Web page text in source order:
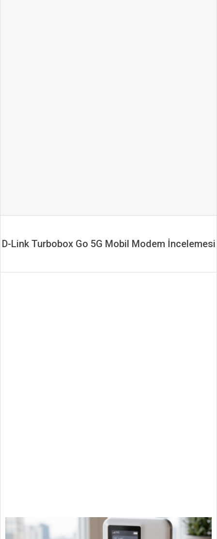
D-Link Turbobox Go 5G Mobil Modem İncelemesi